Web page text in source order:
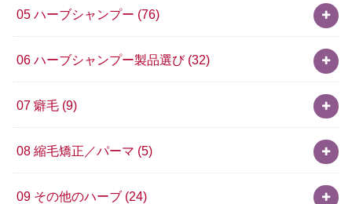
05 ハーブシャンプー (76)
06 ハーブシャンプー製品選び (32)
07 癖毛 (9)
08 縮毛矯正／パーマ (5)
09 その他のハーブ (24)